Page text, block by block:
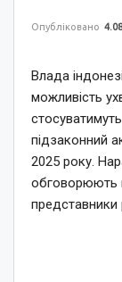
Опубліковано
Влада
можливість
підзаконний
2025 року.
обговорюють
представники